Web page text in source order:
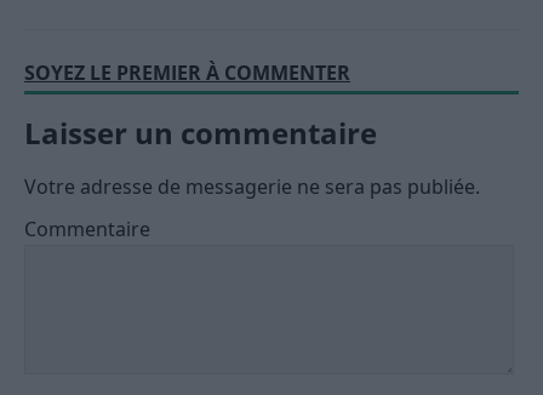
SOYEZ LE PREMIER À COMMENTER
Laisser un commentaire
Votre adresse de messagerie ne sera pas publiée.
Commentaire